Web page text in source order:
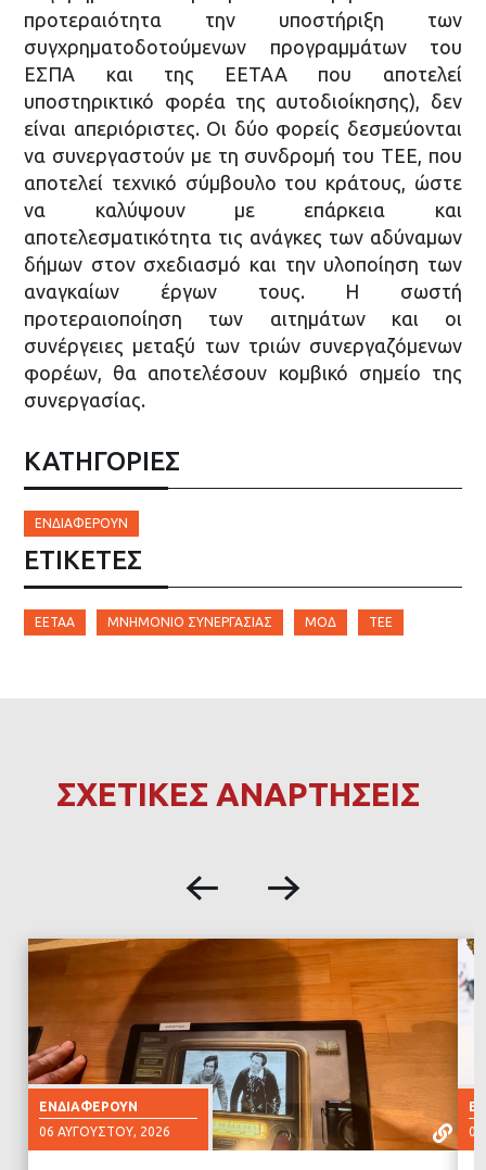
προτεραιότητα την υποστήριξη των
συγχρηματοδοτούμενων προγραμμάτων του
ΕΣΠΑ και της ΕΕΤΑΑ που αποτελεί
υποστηρικτικό φορέα της αυτοδιοίκησης), δεν
είναι απεριόριστες. Οι δύο φορείς δεσμεύονται
να συνεργαστούν με τη συνδρομή του ΤΕΕ, που
αποτελεί τεχνικό σύμβουλο του κράτους, ώστε
να καλύψουν με επάρκεια και
αποτελεσματικότητα τις ανάγκες των αδύναμων
δήμων στον σχεδιασμό και την υλοποίηση των
αναγκαίων έργων τους. Η σωστή
προτεραιοποίηση των αιτημάτων και οι
συνέργειες μεταξύ των τριών συνεργαζόμενων
φορέων, θα αποτελέσουν κομβικό σημείο της
συνεργασίας.
ΚΑΤΗΓΟΡΙΕΣ
ΕΝΔΙΑΦΈΡΟΥΝ
ΕΤΙΚΈΤΕΣ
ΕΕΤΑΑ ΜΝΗΜΌΝΙΟ ΣΥΝΕΡΓΑΣΊΑΣ ΜΟΔ ΤΕΕ
ΣΧΕΤΙΚΕΣ ΑΝΑΡΤΗΣΕΙΣ
ΕΝΔΙΑΦΈΡΟΥΝ
06 ΑΥΓΟΎΣΤΟΥ, 2026